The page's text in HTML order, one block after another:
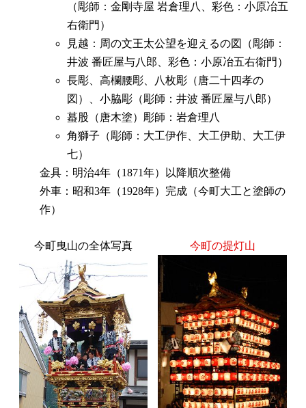
（彫師：金剛寺屋 岩倉理八、彩色：小原冶五
右衛門）
見越：周の文王太公望を迎えるの図（彫師：
井波 番匠屋与八郎、彩色：小原冶五右衛門）
長彫、高欄腰彫、八枚彫（唐二十四孝の
図）、小脇彫（彫師：井波 番匠屋与八郎）
蟇股（唐木塗）彫師：岩倉理八
角獅子（彫師：大工伊作、大工伊助、大工伊
七）
金具：明治4年（1871年）以降順次整備
外車：昭和3年（1928年）完成（今町大工と塗師の
作）
今町曳山の全体写真 今町の提灯山